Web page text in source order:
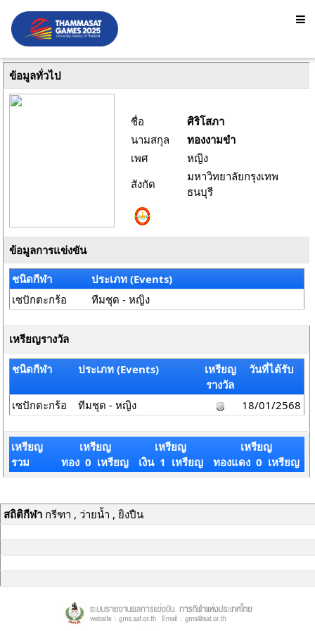
ข้อมูลทั่วไป
ชื่อ
ศิริโสภา
นามสกุล
ทองงามขำ
เพศ
หญิง
สังกัด
มหาวิทยาลัยกรุงเทพ
ธนบุรี
ข้อมูลการแข่งขัน
ชนิดกีฬา
ประเภท (Events)
เซปักตะกร้อ
ทีมชุด - หญิง
เหรียญรางวัล
ชนิดกีฬา ประเภท (Events)
เหรียญ
รางวัล
วันที่ได้รับ
เซปักตะกร้อ ทีมชุด - หญิง 18/01/2568
เหรียญ
รวม
เหรียญ
ทอง 0 เหรียญ
เหรียญ
เงิน 1 เหรียญ
เหรียญ
ทองแดง 0 เหรียญ
สถิติกีฬากรีฑา , ว่ายน้ำ , ยิงปืน